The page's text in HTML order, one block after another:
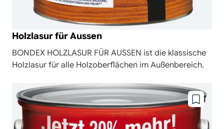
Holzlasur für Aussen
BONDEX HOLZLASUR FÜR AUSSEN ist die klassische
Holzlasur für alle Holzoberflächen im Außenbereich.
Zu